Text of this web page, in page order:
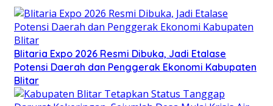
Blitaria Expo 2026 Resmi Dibuka, Jadi Etalase
Potensi Daerah dan Penggerak Ekonomi Kabupaten
Blitar